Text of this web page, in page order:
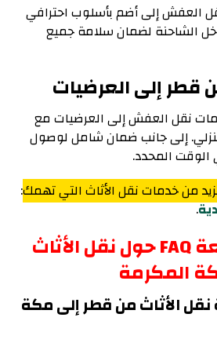
العفش إلى أضم بأسلوب احترافي
الشاحنة لضمان سلامة جميع
إلى العرضيات
نقل العفش إلى العرضيات مع
إلى جانب ضمان شامل لوصول
المحدد.
من خدمات نقل الأثاث التي تهمك:
.
الأسئلة الشائعة FAQ حول نقل الأثاث
المكرمة
الأثاث من قطر إلى مكة